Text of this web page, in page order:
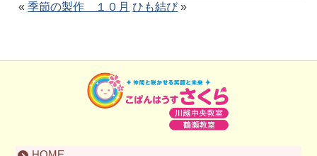
«季節の製作 １０月 ひも結び»